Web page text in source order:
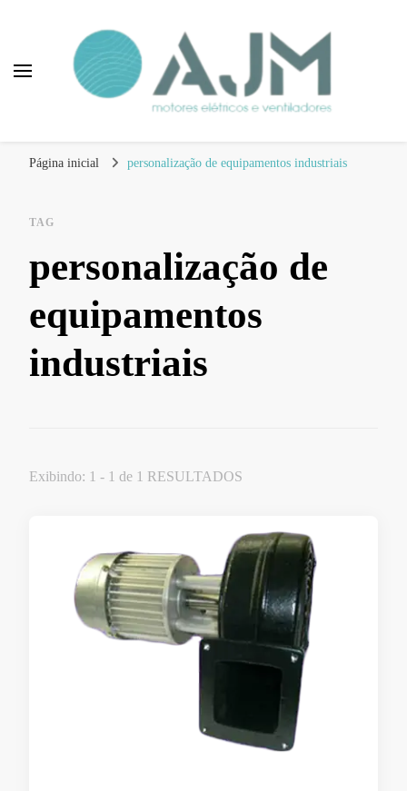
Elétricos e Ventiladores
Página inicial personalização de equipamentos industriais
TAG
personalização de
equipamentos
industriais
Exibindo: 1 - 1 de 1 RESULTADOS